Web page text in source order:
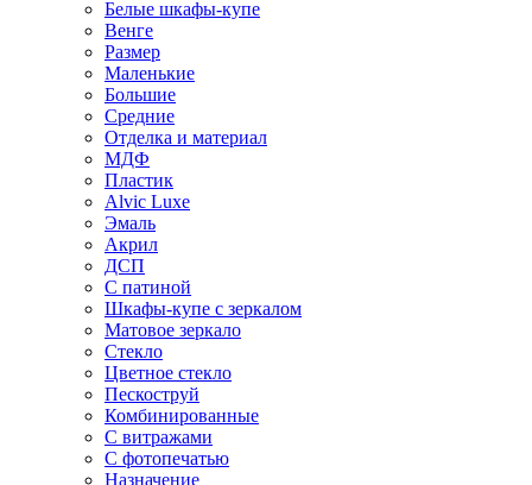
Белые шкафы-купе
Венге
Размер
Маленькие
Большие
Средние
Отделка и материал
МДФ
Пластик
Alvic Luxe
Эмаль
Акрил
ДСП
С патиной
Шкафы-купе с зеркалом
Матовое зеркало
Стекло
Цветное стекло
Пескоструй
Комбинированные
С витражами
С фотопечатью
Назначение